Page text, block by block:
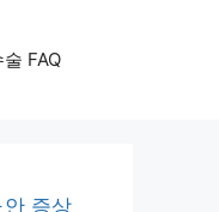
FAQ
증상